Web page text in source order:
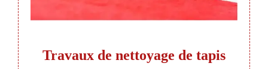
Travaux de nettoyage de tapis